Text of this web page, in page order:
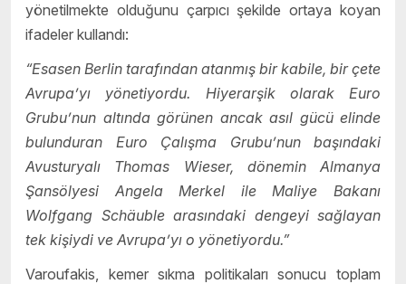
yönetilmekte olduğunu çarpıcı şekilde ortaya koyan
ifadeler kullandı:
“Esasen Berlin tarafından atanmış bir kabile, bir çete
Avrupa’yı yönetiyordu. Hiyerarşik olarak Euro
Grubu’nun altında görünen ancak asıl gücü elinde
bulunduran Euro Çalışma Grubu’nun başındaki
Avusturyalı Thomas Wieser, dönemin Almanya
Şansölyesi Angela Merkel ile Maliye Bakanı
Wolfgang Schäuble arasındaki dengeyi sağlayan
tek kişiydi ve Avrupa’yı o yönetiyordu.”
Varoufakis, kemer sıkma politikaları sonucu toplam